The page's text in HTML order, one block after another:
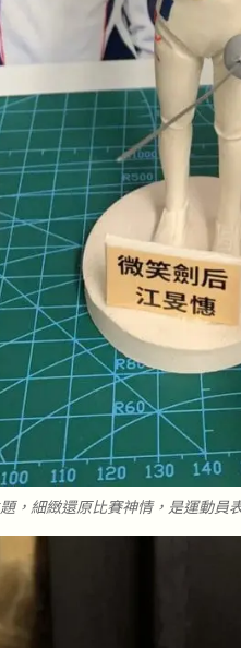
，細緻還原比賽神情，是運動員